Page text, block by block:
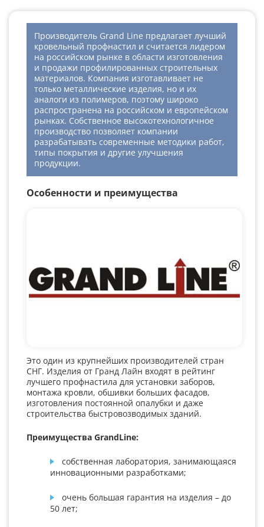
Производитель Grand Line предлагает лучший
кровельный профнастил и считается лидером
на российском рынке в области изготовления
и продажи профилированных строительных
материалов. Компания изготавливает не
только металлические изделия, но и их
аналоги из полимеров, поэтому широко
распространена на российском и европейском
рынках. Собственное высокотехнологичное
производство позволяет компании
разрабатывать современные методики работ,
типы покрытия и другие улучшения
продукции.
Особенности и преимущества
Это один из крупнейших производителей стран
СНГ. Изделия от Гранд Лайн входят в рейтинг
лучшего профнастила для установки заборов,
монтажа кровли, обшивки больших фасадов,
изготовления постоянной опалубки и даже
строительства быстровозводимых зданий.
Преимущества GrandLine:
собственная лаборатория, занимающаяся
инновационными разработками;
очень большая гарантия на изделия – до
50 лет;